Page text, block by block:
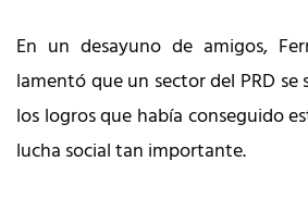
En un desayuno de amigos,
lamentó que un sector del PRD
los logros que había conseguido
lucha social tan importante.